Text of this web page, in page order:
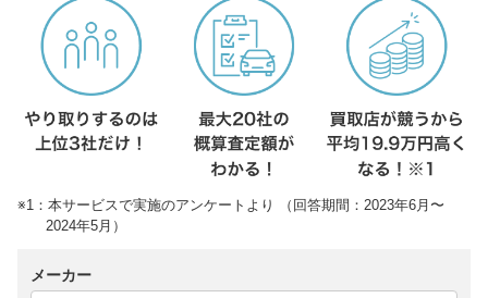
※1：本サービスで実施のアンケートより （回答期間：2023年6月〜
2024年5月）
メーカー